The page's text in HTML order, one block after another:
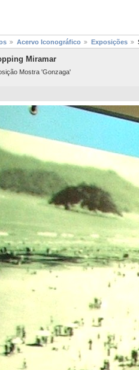
Acervo Iconográfico Exposições
Miramar
Mostra 'Gonzaga'